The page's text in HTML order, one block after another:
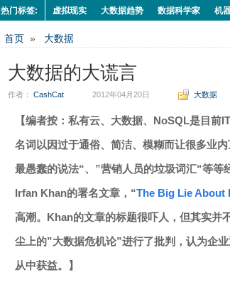
热门标签: 虚拟现实 大数据趋势 数据科学家 机
首页 » 大数据
大数据的大谎言
作者： CashCat 2012年04月20日 大数据
【编者按：私有云、大数据、NoSQL是目
名词以因过于通俗、简洁、模糊而让很多业
最愚蠢的说法“、”营销人员的垃圾词汇“等
Irfan Khan的署名文章，“The Big Lie About
高潮。Khan的文章的标题很吓人，但其实并
尘上的”大数据危机论”进行了批判，认为企
从中获益。】